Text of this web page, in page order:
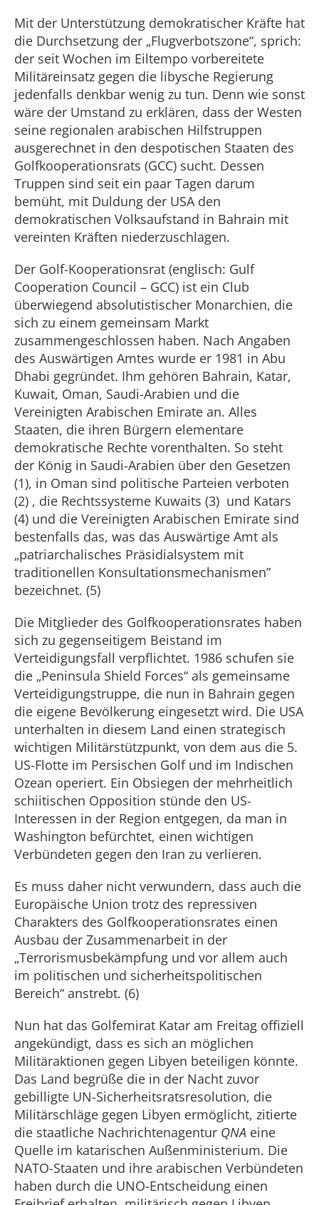
Mit der Unterstützung demokratischer Kräfte hat
die Durchsetzung der „Flugverbotszone“, sprich:
der seit Wochen im Eiltempo vorbereitete
Militäreinsatz gegen die libysche Regierung
jedenfalls denkbar wenig zu tun. Denn wie sonst
wäre der Umstand zu erklären, dass der Westen
seine regionalen arabischen Hilfstruppen
ausgerechnet in den despotischen Staaten des
Golfkooperationsrats (GCC) sucht. Dessen
Truppen sind seit ein paar Tagen darum
bemüht, mit Duldung der USA den
demokratischen Volksaufstand in Bahrain mit
vereinten Kräften niederzuschlagen.
Der Golf-Kooperationsrat (englisch: Gulf
Cooperation Council – GCC) ist ein Club
überwiegend absolutistischer Monarchien, die
sich zu einem gemeinsam Markt
zusammengeschlossen haben. Nach Angaben
des Auswärtigen Amtes wurde er 1981 in Abu
Dhabi gegründet. Ihm gehören Bahrain, Katar,
Kuwait, Oman, Saudi-Arabien und die
Vereinigten Arabischen Emirate an. Alles
Staaten, die ihren Bürgern elementare
demokratische Rechte vorenthalten. So steht
der König in Saudi-Arabien über den Gesetzen
(1), in Oman sind politische Parteien verboten
(2) , die Rechtssysteme Kuwaits (3) und Katars
(4) und die Vereinigten Arabischen Emirate sind
bestenfalls das, was das Auswärtige Amt als
„patriarchalisches Präsidialsystem mit
traditionellen Konsultationsmechanismen”
bezeichnet. (5)
Die Mitglieder des Golfkooperationsrates haben
sich zu gegenseitigem Beistand im
Verteidigungsfall verpflichtet. 1986 schufen sie
die „Peninsula Shield Forces“ als gemeinsame
Verteidigungstruppe, die nun in Bahrain gegen
die eigene Bevölkerung eingesetzt wird. Die USA
unterhalten in diesem Land einen strategisch
wichtigen Militärstützpunkt, von dem aus die 5.
US-Flotte im Persischen Golf und im Indischen
Ozean operiert. Ein Obsiegen der mehrheitlich
schiitischen Opposition stünde den US-
Interessen in der Region entgegen, da man in
Washington befürchtet, einen wichtigen
Verbündeten gegen den Iran zu verlieren.
Es muss daher nicht verwundern, dass auch die
Europäische Union trotz des repressiven
Charakters des Golfkooperationsrates einen
Ausbau der Zusammenarbeit in der
„Terrorismusbekämpfung und vor allem auch
im politischen und sicherheitspolitischen
Bereich“ anstrebt. (6)
Nun hat das Golfemirat Katar am Freitag offiziell
angekündigt, dass es sich an möglichen
Militäraktionen gegen Libyen beteiligen könnte.
Das Land begrüße die in der Nacht zuvor
gebilligte UN-Sicherheitsratsresolution, die
Militärschläge gegen Libyen ermöglicht, zitierte
die staatliche Nachrichtenagentur QNA eine
Quelle im katarischen Außenministerium. Die
NATO-Staaten und ihre arabischen Verbündeten
haben durch die UNO-Entscheidung einen